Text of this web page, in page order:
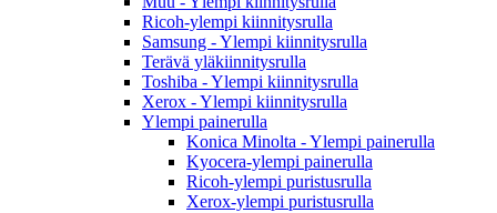
Ricoh-ylempi kiinnitysrulla
Samsung - Ylempi kiinnitysrulla
Terävä yläkiinnitysrulla
Toshiba - Ylempi kiinnitysrulla
Xerox - Ylempi kiinnitysrulla
Ylempi painerulla
Konica Minolta - Ylempi painerulla
Kyocera-ylempi painerulla
Ricoh-ylempi puristusrulla
Xerox-ylempi puristusrulla